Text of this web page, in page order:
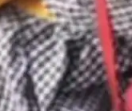
公
。
较...
逐
是
，
持
网关
治
。
D
他
多
共同
一轮
补
无